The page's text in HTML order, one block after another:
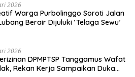
2026
Warga Purbolinggo Soroti Jalan
Berair Dijuluki ‘Telaga Sewu’
2026
DPMPTSP Tanggamus Wafat
Rekan Kerja Sampaikan Duka